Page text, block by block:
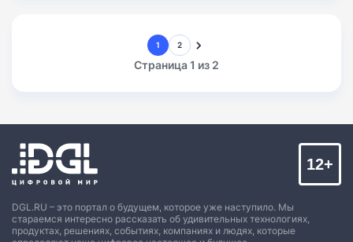
1 2
Страница 1 из 2
DGL.RU – это портал о будущем, которое уже наступило. Мы
стараемся интересно рассказать об удивительных технологиях,
продуктах, решениях, событиях, компаниях и людях, которые
12+